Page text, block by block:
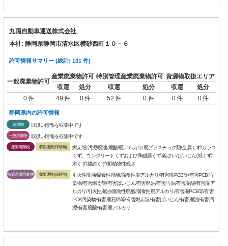
丸両自動車運送株式会社
本社: 静岡県静岡市清水区横砂西町１０－６
許可情報サマリー (総計: 101 件)
一般廃棄物許可
産業廃棄物許可 特別管理産業廃棄物許可 資源物取扱エリア
収運
処分 収運 処分 収運
処分
0 件
49 件 0 件 52 件 0 件 0 件 0 件
静岡県内の許可情報
資源物 取扱い情報を収集中です
一般廃棄物 取扱い情報を収集中です
産業廃棄物 収集運搬(保積無)
燃え殻/汚泥/廃油/廃酸/廃アルカリ/廃プラスチック類/金属くず/ガラス
くず、コンクリートくずおよび陶磁器くず/鉱さい/ばいじん/紙くず/
木くず/繊維くず/動植物性残さ
特管産業廃棄物 収集運搬(保積無)
引火性廃油/腐食性廃酸/腐食性廃アルカリ/有害廃PCB等/有害PCB汚
染物/有害燃え殻/有害ばいじん/有害廃油/有害汚泥/有害廃酸/有害廃ア
ルカリ/引火性廃油/腐食性廃酸/腐食性廃アルカリ/有害廃PCB等/有害
PCB汚染物/有害廃石綿等/有害燃え殻/有害ばいじん/有害廃油/有害汚
泥/有害廃酸/有害廃アルカリ